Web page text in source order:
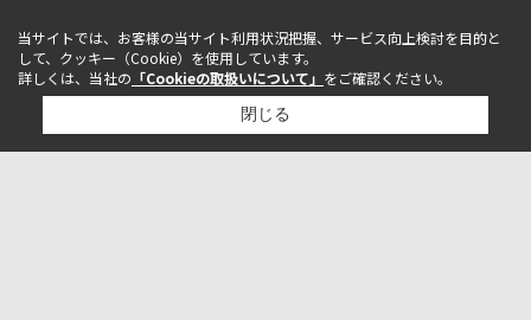
当サイトでは、お客様の当サイト利用状況把握、サービス向上検討を目的と
して、クッキー（Cookie）を使用しています。
詳しくは、当社の 「Cookieの取扱いについて」 をご確認ください。
閉じる